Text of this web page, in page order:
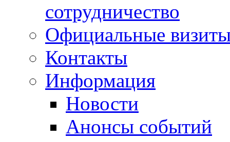
сотрудничество
Официальные
Контакты
Информация
Новости
Анонсы событий